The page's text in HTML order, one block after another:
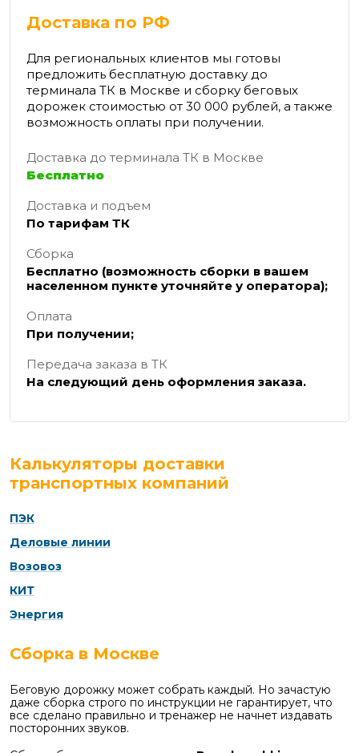
Доставка по РФ
Для региональных клиентов мы готовы
предложить бесплатную доставку до
терминала ТК в Москве и сборку беговых
дорожек стоимостью от 30 000 рублей, а также
возможность оплаты при получении.
Доставка до терминала ТК в Москве
Бесплатно
Доставка и подъем
По тарифам ТК
Сборка
Бесплатно (возможность сборки в вашем
населенном пункте уточняйте у оператора);
Оплата
При получении;
Передача заказа в ТК
На следующий день оформления заказа.
Калькуляторы доставки
транспортных компаний
ПЭК
Деловые линии
Возовоз
КИТ
Энергия
Сборка в Москве
Беговую дорожку может собрать каждый. Но зачастую
даже сборка строго по инструкции не гарантирует, что
все сделано правильно и тренажер не начнет издавать
посторонних звуков.